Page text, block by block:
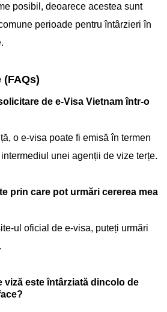
posibil, deoarece acestea sunt
perioade pentru întârzieri în
de e-Visa Vietnam într-o
o e-visa poate fi emisă în termen
unei agenții de vize terțe.
prin care pot urmări cererea mea
ul oficial de e-visa, puteți urmări
.
viză este întârziată dincolo de